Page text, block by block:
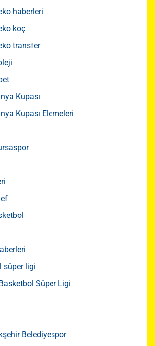
haberleri
koç
transfer
Kupası
Kupası Elemeleri
süper ligi
Süper Ligi
Belediyespor